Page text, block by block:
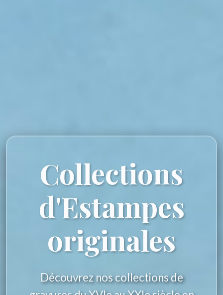
Collections
d'Estampes
originales
Découvrez nos collections de